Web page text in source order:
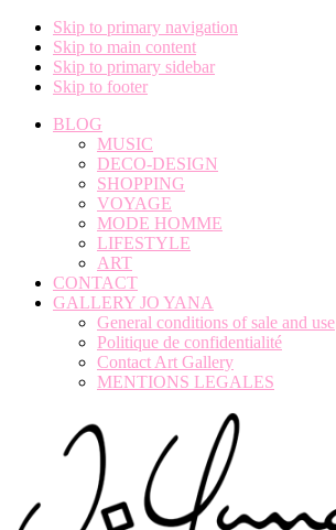
Skip to primary navigation
Skip to main content
Skip to primary sidebar
Skip to footer
BLOG
MUSIC
DECO-DESIGN
SHOPPING
VOYAGE
MODE HOMME
LIFESTYLE
ART
CONTACT
GALLERY JO YANA
General conditions of sale and use
Politique de confidentialité
Contact Art Gallery
MENTIONS LEGALES